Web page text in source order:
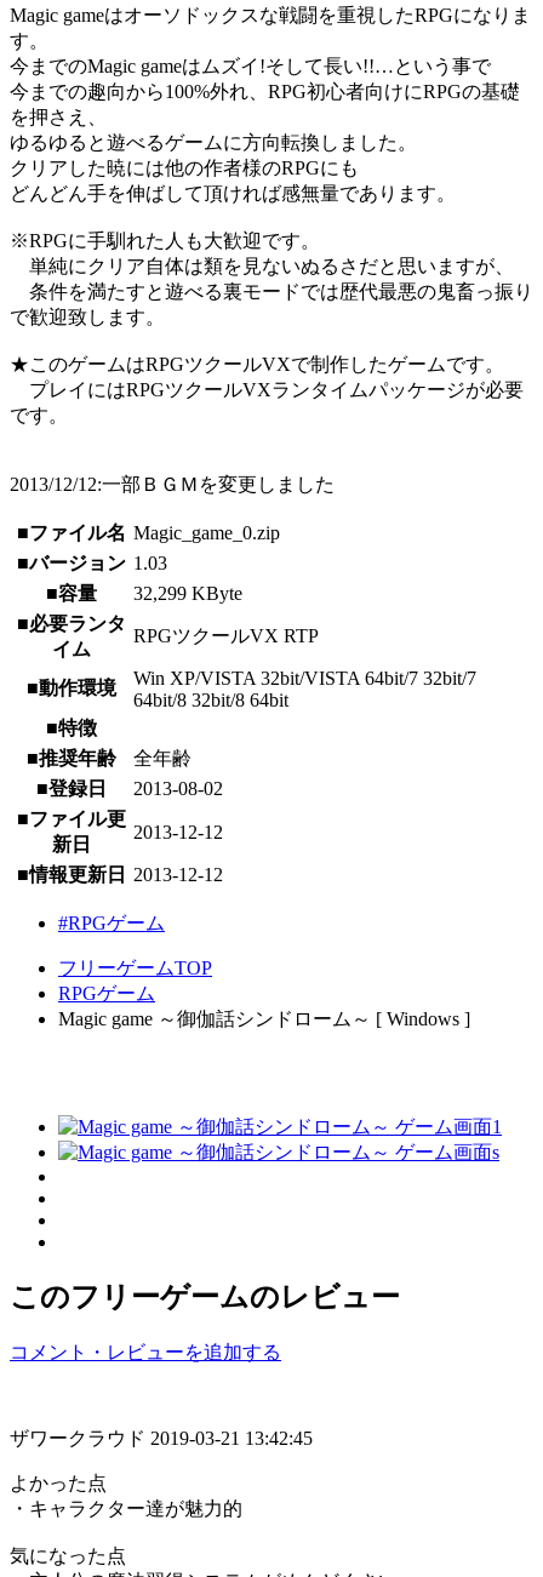
Magic gameはオーソドックスな戦闘を重視したRPGになりま
す。
今までのMagic gameはムズイ!そして長い!!…という事で
今までの趣向から100%外れ、RPG初心者向けにRPGの基礎
を押さえ、
ゆるゆると遊べるゲームに方向転換しました。
クリアした暁には他の作者様のRPGにも
どんどん手を伸ばして頂ければ感無量であります。
※RPGに手馴れた人も大歓迎です。
単純にクリア自体は類を見ないぬるさだと思いますが、
条件を満たすと遊べる裏モードでは歴代最悪の鬼畜っ振り
で歓迎致します。
★このゲームはRPGツクールVXで制作したゲームです。
プレイにはRPGツクールVXランタイムパッケージが必要
です。
2013/12/12:一部ＢＧＭを変更しました
■ファイル名 Magic_game_0.zip
■バージョン 1.03
■容量
32,299 KByte
■必要ランタ
イム
RPGツクールVX RTP
■動作環境
Win XP/VISTA 32bit/VISTA 64bit/7 32bit/7
64bit/8 32bit/8 64bit
■特徴
■推奨年齢
全年齢
■登録日
2013-08-02
■ファイル更
新日
2013-12-12
■情報更新日 2013-12-12
#RPGゲーム
フリーゲームTOP
RPGゲーム
Magic game ～御伽話シンドローム～ [ Windows ]
このフリーゲームのレビュー
コメント・レビューを追加する
ザワークラウド 2019-03-21 13:42:45
よかった点
・キャラクター達が魅力的
気になった点